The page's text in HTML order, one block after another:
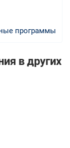
программы
в других